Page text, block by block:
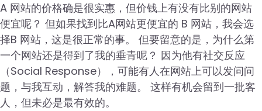
A 网站的价格确是很实惠，但价钱上有没有比别的网站
便宜呢？ 但如果找到比A网站更便宜的 B 网站，我会选
择B 网站，这是很正常的事。 但要留意的是，为什么第
一个网站还是得到了我的垂青呢？ 因为他有社交反应
（Social Response），可能有人在网站上可以发问问
题，与我互动，解答我的难题。 这样有机会留到一批客
人，但未必是最有效的。